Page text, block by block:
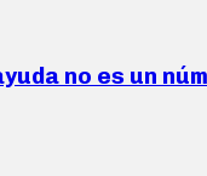
no es un